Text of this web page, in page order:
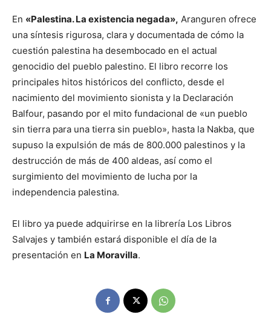
En «Palestina. La existencia negada», Aranguren ofrece
una síntesis rigurosa, clara y documentada de cómo la
cuestión palestina ha desembocado en el actual
genocidio del pueblo palestino. El libro recorre los
principales hitos históricos del conflicto, desde el
nacimiento del movimiento sionista y la Declaración
Balfour, pasando por el mito fundacional de «un pueblo
sin tierra para una tierra sin pueblo», hasta la Nakba, que
supuso la expulsión de más de 800.000 palestinos y la
destrucción de más de 400 aldeas, así como el
surgimiento del movimiento de lucha por la
independencia palestina.
El libro ya puede adquirirse en la librería Los Libros
Salvajes y también estará disponible el día de la
presentación en La Moravilla.